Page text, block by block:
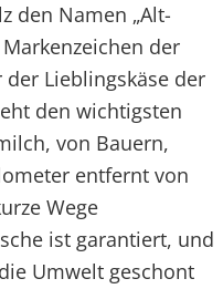
den Namen „Alt-
der
Lieblingskäse der
den wichtigsten
von Bauern,
entfernt von
Wege
ist garantiert, und
Umwelt geschont